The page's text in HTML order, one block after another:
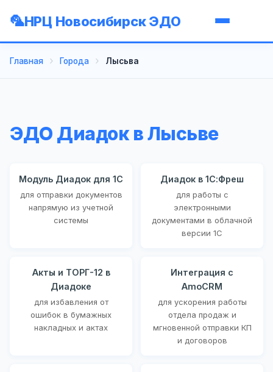
НРЦ Новосибирск ЭДО
Главная Города Лысьва
ЭДО Диадок в Лысьве
Модуль Диадок для 1С
для отправки документов
напрямую из учетной
системы
Диадок в 1С:Фреш
для работы с
электронными
документами в облачной
версии 1С
Акты и ТОРГ-12 в
Диадоке
для избавления от
ошибок в бумажных
накладных и актах
Интеграция с
AmoCRM
для ускорения работы
отдела продаж и
мгновенной отправки КП
и договоров